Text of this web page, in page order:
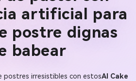
artificial para
postre dignas
babear
postres irresistibles con estosAI Cake